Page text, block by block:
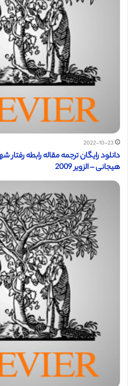
2022-10-23
دانلود رایگان ترجمه مقاله رابطه
هیجانی – الزویر 2009